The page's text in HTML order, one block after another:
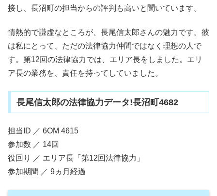
接し、長沼町の担当からの評判も高いと聞いています。
情熱的で謙虚なところが、長尾信太郎さんの魅力です。彼
は私にとって、ただの法律協力仲間ではなく理想の人で
す。第12回の法律協力では、エリア長をしました。エリ
ア長の業務を、責任を持ってしていました。
長尾信太郎の法律協力データ!長沼町4682
担当ID ／ 6OM 4615
参加数 ／ 14回
役回り ／ エリア長「第12回法律協力」
参加期間 ／ 9ヵ月経過